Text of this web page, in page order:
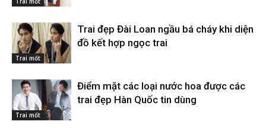
Trai mốt
Trai đẹp Đài Loan ngầu bá cháy khi diện
đồ kết hợp ngọc trai
Trai mốt
Điểm mặt các loại nước hoa được các
trai đẹp Hàn Quốc tin dùng